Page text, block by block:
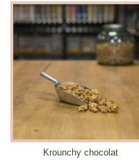
Krounchy chocolat